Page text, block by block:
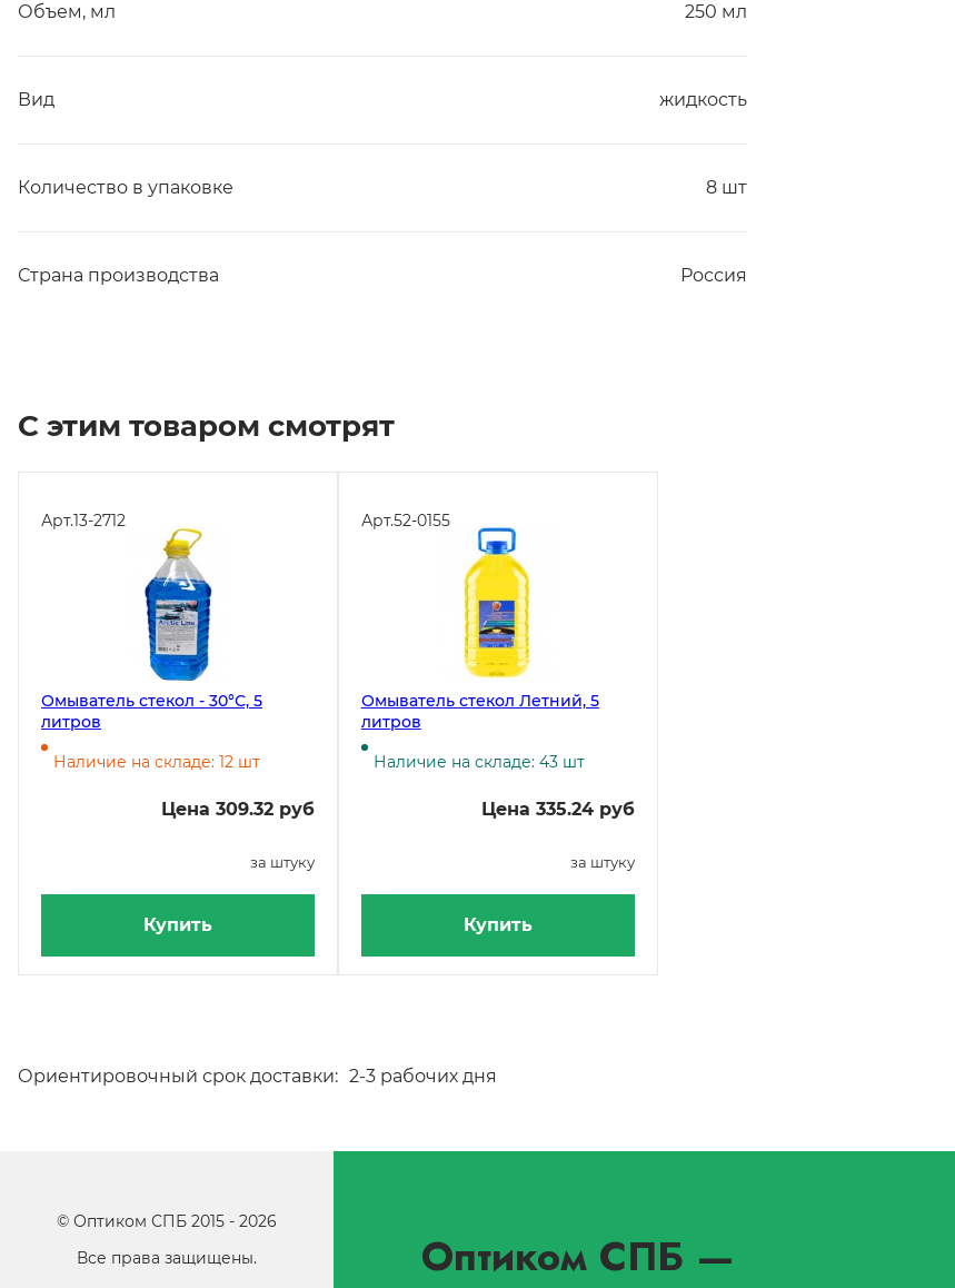
Объем, мл 250 мл
Вид жидкость
Количество в упаковке 8 шт
Страна производства Россия
С этим товаром смотрят
Арт.13-2712
Омыватель стекол - 30°С, 5
литров
Наличие на складе: 12 шт
Цена 309.32 руб
за штуку
Купить
Арт.52-0155
Омыватель стекол Летний, 5
литров
Наличие на складе: 43 шт
Цена 335.24 руб
за штуку
Купить
Ориентировочный срок доставки: 2-3 рабочих дня
© Оптиком СПБ 2015 - 2026
Все права защищены.
Оптиком СПБ —